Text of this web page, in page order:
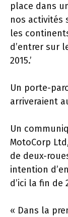
place dans
nos activités
les
d’entrer sur
2015.’
Un porte-
arriveraient
Un
MotoCorp
de deux-
intention
d’ici la fin de
« Dans la